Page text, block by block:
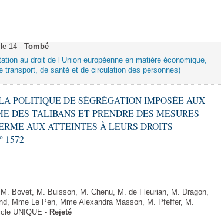
14 - Tombé
au droit de l’Union européenne en matière économique,
transport, de santé et de circulation des personnes)
POLITIQUE DE SÉGRÉGATION IMPOSÉE AUX
DES TALIBANS ET PRENDRE DES MESURES
AUX ATTEINTES À LEURS DROITS
1572
Bovet, M. Buisson, M. Chenu, M. de Fleurian, M. Dragon,
Mme Le Pen, Mme Alexandra Masson, M. Pfeffer, M.
UNIQUE - Rejeté